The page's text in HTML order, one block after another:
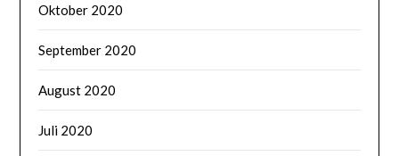
Oktober 2020
September 2020
August 2020
Juli 2020